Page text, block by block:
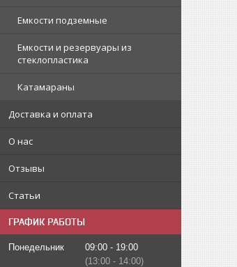
Емкости подземные
Емкости и резервуары из
стеклопластика
Катамараны
Доставка и оплата
О нас
Отзывы
Статьи
ГРАФИК РАБОТЫ
Понедельник 09:00
19:00
13:00
14:00